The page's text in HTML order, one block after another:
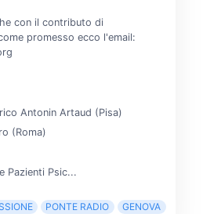
con il contributo di
promesso ecco l'email:
Antonin Artaud (Pisa)
(Roma)
Pazienti Psic...
PONTE RADIO
GENOVA